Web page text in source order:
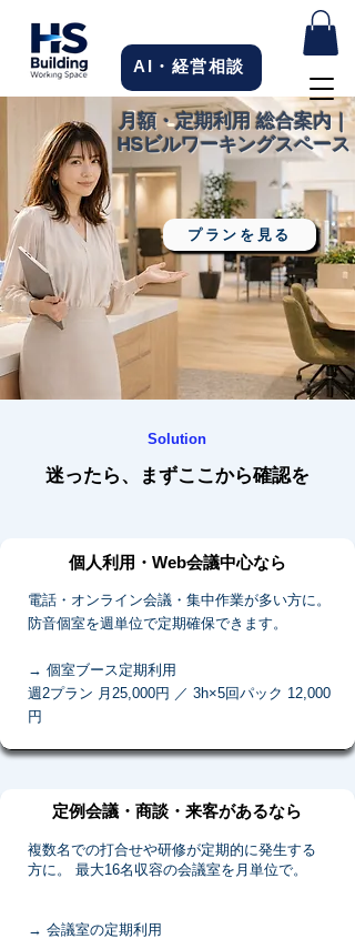
AI・経営相談
月額・定期利用 総合案内｜
HSビルワーキングスペース
プランを見る
Solution
迷ったら、まずここから確認を
個人利用・Web会議中心なら
電話・オンライン会議・集中作業が多い方に。
防音個室を週単位で定期確保できます。
→ 個室ブース定期利用
週2プラン 月25,000円 ／ 3h×5回パック 12,000
円
定例会議・商談・来客があるなら
複数名での打合せや研修が定期的に発生する
方に。 最大16名収容の会議室を月単位で。
→ 会議室の定期利用